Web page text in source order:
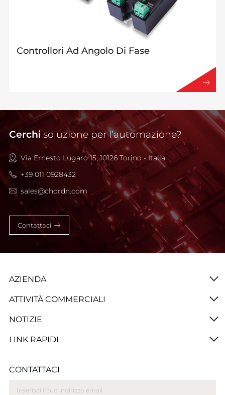
Controllori Ad Angolo Di Fase
Cerchisoluzione per l’automazione?
Via Ernesto Lugaro 15, 10126 Torino - Italia
+39 011 0928432
sales@chordn.com
Contattaci
CONTATTACI
AZIENDA
ATTIVITÀ COMMERCIALI
NOTIZIE
LINK RAPIDI